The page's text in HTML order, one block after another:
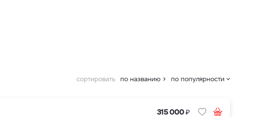
сортировать по названию по популярности
315 000₽